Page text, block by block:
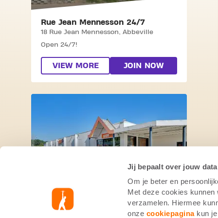
Jij bepaalt over jouw data
Om je beter en
Met deze cookies kunnen
verzamelen. Hiermee
onze cookiepaginakun je
Rue Jean Mennesson 24/7
18 Rue Jean Mennesson, Abbeville
Open 24/7!
VIEW MORE JOIN NOW
Rue du Treize Juin 37,
Aire Sur L’Adour
Mo - Fr: 06:00 - 22:30